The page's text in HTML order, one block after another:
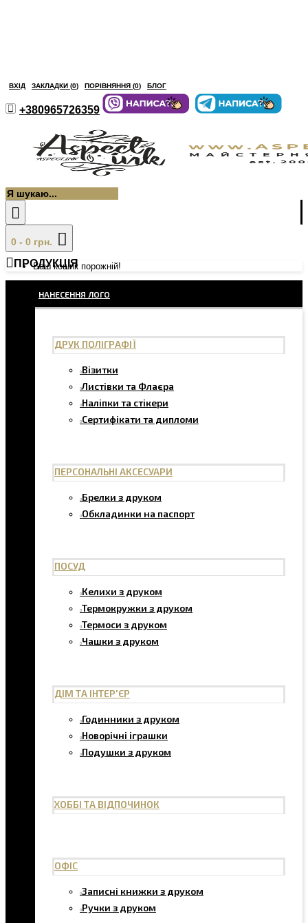
ВХІД ЗАКЛАДКИ (0) ПОРІВНЯННЯ (0) БЛОГ
+380965726359
0 - 0 грн.
Ваш кошик порожній!
ПРОДУКЦІЯ
НАНЕСЕННЯ ЛОГО
ДРУК ПОЛІГРАФІЇ
Візитки
Листівки та Флаєра
Наліпки та стікери
Сертифікати та дипломи
ПЕРСОНАЛЬНІ АКСЕСУАРИ
Брелки з друком
Обкладинки на паспорт
ПОСУД
Келихи з друком
Термокружки з друком
Термоси з друком
Чашки з друком
ДІМ ТА ІНТЕР'ЄР
Годинники з друком
Новорічні іграшки
Подушки з друком
ХОББІ ТА ВІДПОЧИНОК
ОФІС
Записні книжки з друком
Ручки з друком